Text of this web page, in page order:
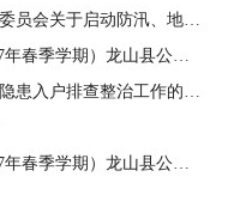
龙山县应急和安全生产委员会关于启动防汛、地质灾害、自然灾害救助三级应急响应的通知
（2026年秋季学期-2027年春季学期）龙山县公办学校学生食堂食材采购供应商遴选结果公告
关于开展用电用气安全隐患入户排查整治工作的通告
（2026年秋季学期-2027年春季学期）龙山县公办学校学生食堂食材采购供应商遴选项目遴选公告